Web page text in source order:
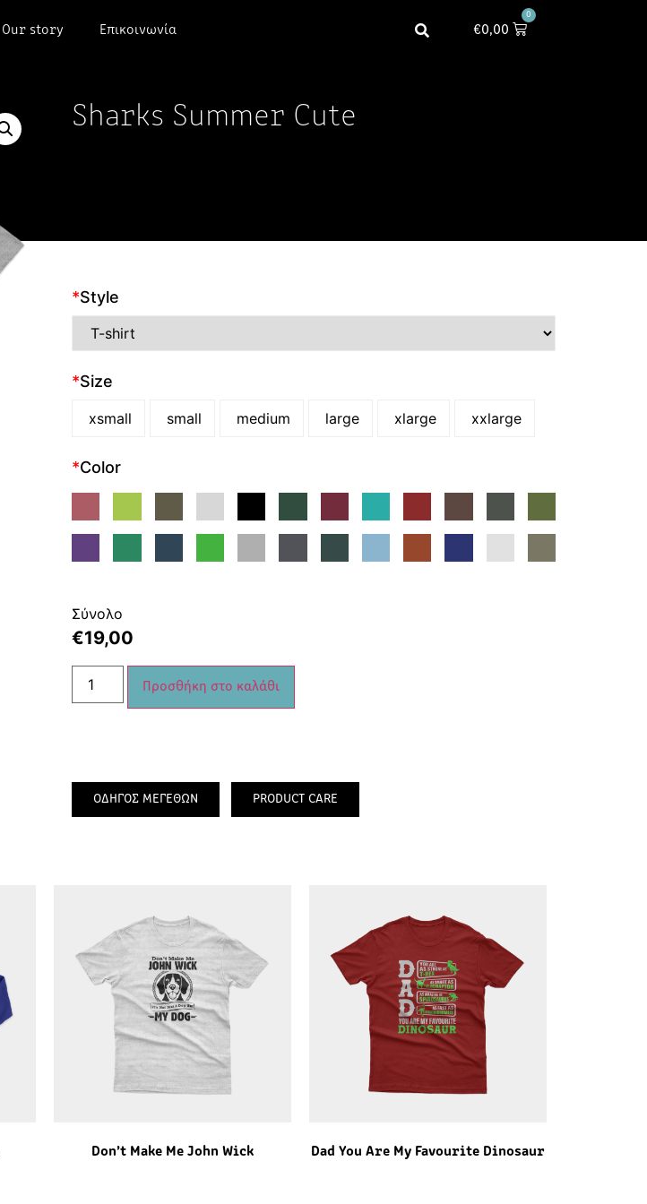
Our story Επικοινωνία €0,00
0
Sharks Summer Cute
*Style
*Size
xsmall small medium large xlarge xxlarge
*Color
Σύνολο
€19,00
Προσθήκη στο καλάθι
ΟΔΗΓΟΣ ΜΕΓΕΘΩΝ PRODUCT CARE
Don’t Make Me John Wick Dad You Are My Favourite Dinosaur